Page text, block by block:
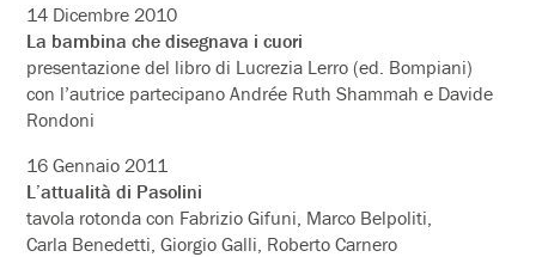
14 Dicembre 2010
La bambina che disegnava i cuori
presentazione del libro di Lucrezia Lerro (ed. Bompiani)
con l’autrice partecipano Andrée Ruth Shammah e Davide
Rondoni
16 Gennaio 2011
L’attualità di Pasolini
tavola rotonda con Fabrizio Gifuni, Marco Belpoliti,
Carla Benedetti, Giorgio Galli, Roberto Carnero